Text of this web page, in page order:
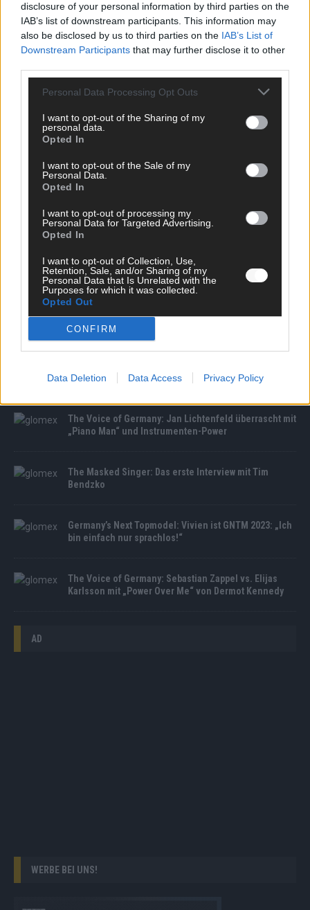
disclosure of your personal information by third parties on the
IAB’s list of downstream participants. This information may
also be disclosed by us to third parties on the IAB’s List of
Downstream Participants that may further disclose it to other
Personal Data Processing Opt Outs
I want to opt-out of the Sharing of my
personal data.
Opted In
I want to opt-out of the Sale of my
Personal Data.
Opted In
I want to opt-out of processing my
Personal Data for Targeted Advertising.
Opted In
I want to opt-out of Collection, Use,
Retention, Sale, and/or Sharing of my
Personal Data that Is Unrelated with the
Purposes for which it was collected.
Opted Out
CONFIRM
Data Deletion Data Access Privacy Policy
AD
FOLGE UNS BEI FACEBOOK
MEDIATHEK
Casting den letzten Job der Staffel?
The Voice of Germany: Jan Lichtenfeld überrascht mit
„Piano Man“ und Instrumenten-Power
The Masked Singer: Das erste Interview mit Tim
Bendzko
Germany’s Next Topmodel: Vivien ist GNTM 2023: „Ich
bin einfach nur sprachlos!“
The Voice of Germany: Sebastian Zappel vs. Elijas
Karlsson mit „Power Over Me“ von Dermot Kennedy
AD
WERBE BEI UNS!